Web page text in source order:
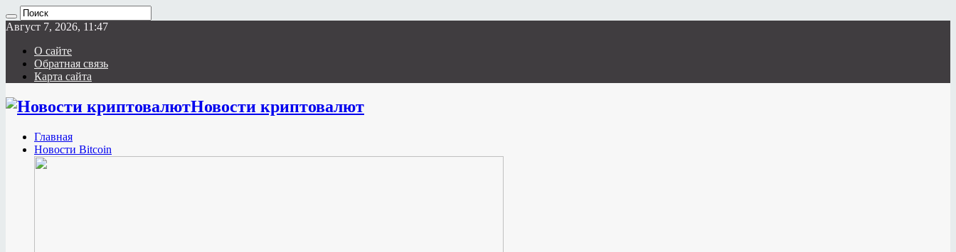
Август 7, 2026, 11:47
О сайте
Обратная связь
Карта сайта
Новости криптовалют
Главная
Новости Bitcoin